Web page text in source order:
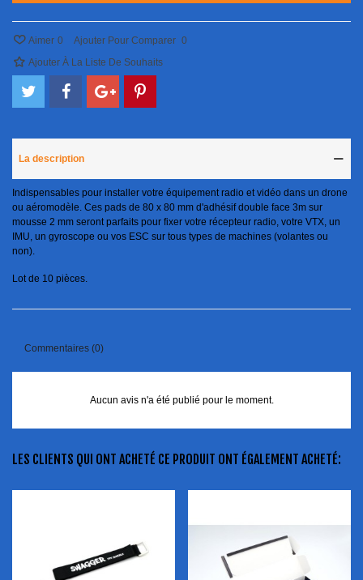
Aimer 0 Ajouter Pour Comparer 0
Ajouter À La Liste De Souhaits
La description
Indispensables pour installer votre équipement radio et vidéo dans un drone
ou aéromodèle. Ces pads de 80 x 80 mm d'adhésif double face 3m sur
mousse 2 mm seront parfaits pour fixer votre récepteur radio, votre VTX, un
IMU, un gyroscope ou vos ESC sur tous types de machines (volantes ou
non).
Lot de 10 pièces.
Commentaires (0)
Aucun avis n'a été publié pour le moment.
LES CLIENTS QUI ONT ACHETÉ CE PRODUIT ONT ÉGALEMENT ACHETÉ: